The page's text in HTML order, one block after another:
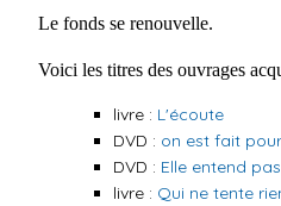
Le fonds se renouvelle.
Voici les titres des ouvrages
livre : L'écoute
DVD : on est fait
DVD : Elle entend
livre : Qui ne tente